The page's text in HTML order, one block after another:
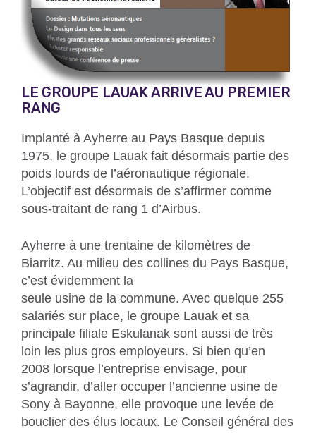
LE GROUPE LAUAK ARRIVE AU PREMIER
RANG
Implanté à Ayherre au Pays Basque depuis
1975, le groupe Lauak fait désormais partie des
poids lourds de l’aéronautique régionale.
L’objectif est désormais de s’affirmer comme
sous-traitant de rang 1 d’Airbus.
Ayherre à une trentaine de kilomètres de
Biarritz. Au milieu des collines du Pays Basque,
c’est évidemment la
seule usine de la commune. Avec quelque 255
salariés sur place, le groupe Lauak et sa
principale filiale Eskulanak sont aussi de très
loin les plus gros employeurs. Si bien qu’en
2008 lorsque l’entreprise envisage, pour
s’agrandir, d’aller occuper l’ancienne usine de
Sony à Bayonne, elle provoque une levée de
bouclier des élus locaux. Le Conseil général des